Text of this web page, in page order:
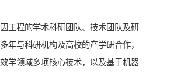
工程的学术科研团队、技术团队及研
年与科研机构及高校的产学研合作，
学领域多项核心技术，以及基于机器